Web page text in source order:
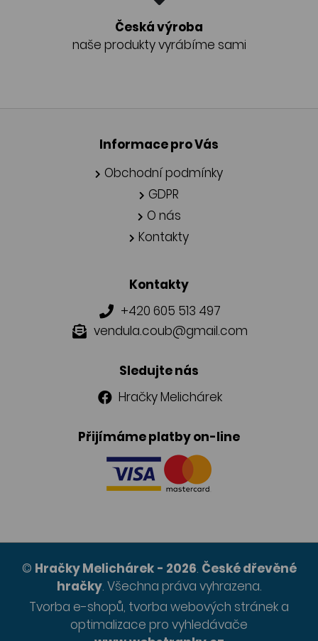
Česká výroba
naše produkty vyrábíme sami
Informace pro Vás
Obchodní podmínky
GDPR
O nás
Kontakty
Kontakty
+420 605 513 497
vendula.coub@gmail.com
Sledujte nás
Hračky Melichárek
Přijímáme platby on-line
© Hračky Melichárek - 2026. České dřevěné
hračky. Všechna práva vyhrazena.
Tvorba e-shopů, tvorba webových stránek a
optimalizace pro vyhledávače